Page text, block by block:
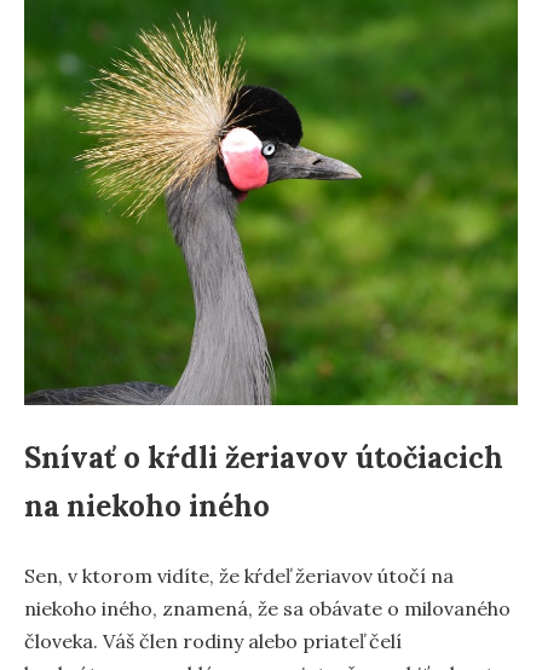
Snívať o kŕdli žeriavov útočiacich
na niekoho iného
Sen, v ktorom vidíte, že kŕdeľ žeriavov útočí na
niekoho iného, znamená, že sa obávate o milovaného
človeka. Váš člen rodiny alebo priateľ čelí